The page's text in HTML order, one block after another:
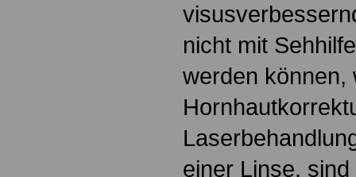
nicht mit
werden können,
einer Linse,